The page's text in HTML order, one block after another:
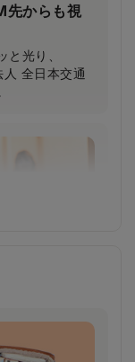
先からも視
光り、
全日本交通